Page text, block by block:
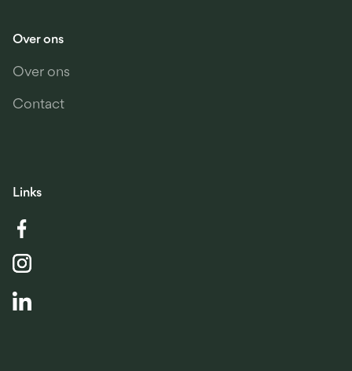
Over ons
Over ons
Contact
Links